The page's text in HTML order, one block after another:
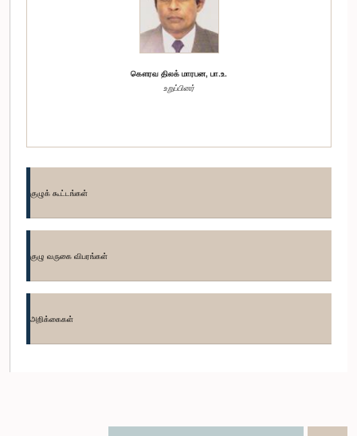
கௌரவ திலக் மாரபன, பா.உ.
உறுப்பினர்
கௌரவ (கலாநிதி) ஜயம்பதி விக்ரமரத்ன, பா.உ.
குழுக் கூட்டங்கள்
குழு வருகை விபரங்கள்
அறிக்கைகள்